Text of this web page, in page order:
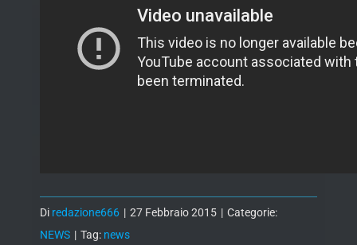
Di redazione666 | 27 Febbraio 2015 | Categorie:
NEWS | Tag: news